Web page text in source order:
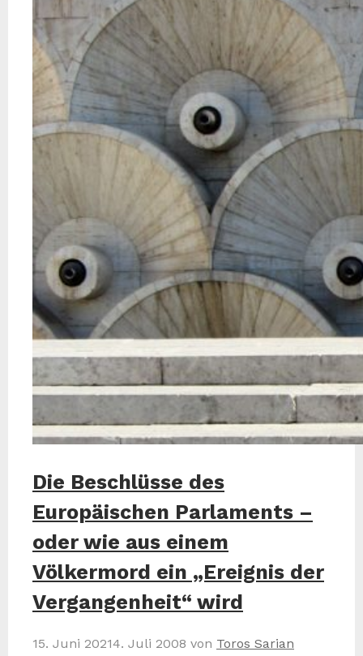
Die Beschlüsse des
Europäischen Parlaments –
oder wie aus einem
Völkermord ein „Ereignis der
Vergangenheit“ wird
15. Juni 20214. Juli 2008 von Toros Sarian